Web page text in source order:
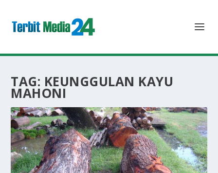
TAG: KEUNGGULAN KAYU
MAHONI